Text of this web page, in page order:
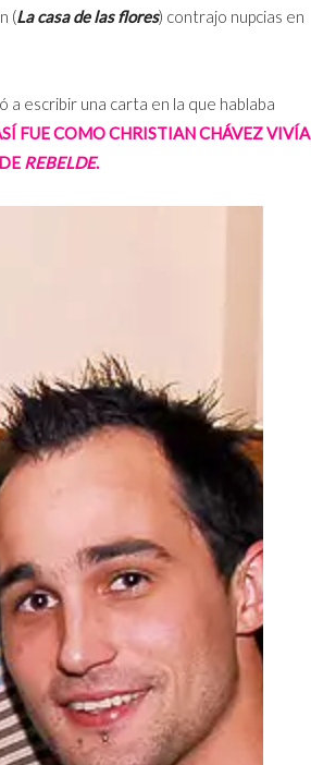
(La casa de las flores) contrajo nupcias en
a escribir una carta en la que hablaba
FUE COMO CHRISTIAN CHÁVEZ VIVÍA
REBELDE.